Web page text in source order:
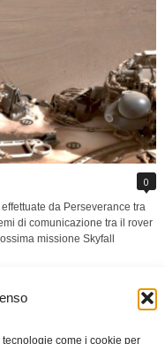
come i cookie per
0
da Perseverance tra
di comunicazione tra il rover
missione Skyfall